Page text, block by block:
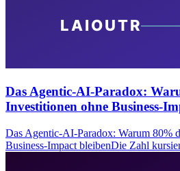
Das Agentic-AI-Paradox:
Investitionen ohne Business-
Das Agentic-AI-Paradox: Warum 80%
Business-Impact bleibenDie Zahl